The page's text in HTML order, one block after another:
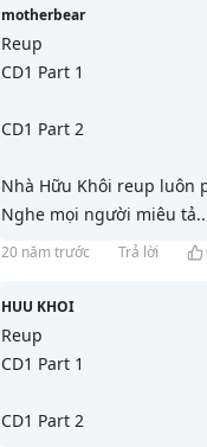
motherbear
Reup
CD1 Part 1
CD1 Part 2
Nhà Hữu Khôi reup luôn
Nghe mọi người miêu tả
20 năm trước Trả lời
HUU KHOI
Reup
CD1 Part 1
CD1 Part 2